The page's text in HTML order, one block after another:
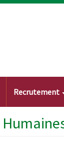
Recrutement